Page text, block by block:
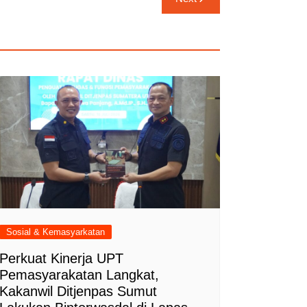
Sosial & Kemasyarkatan
Kinerja UPT
Langkat,
Ditjenpas Sumut